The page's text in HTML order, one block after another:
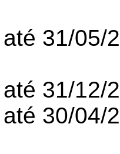
31/05/
31/
30/04/